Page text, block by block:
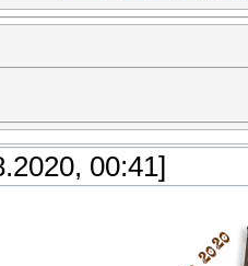
00:41]